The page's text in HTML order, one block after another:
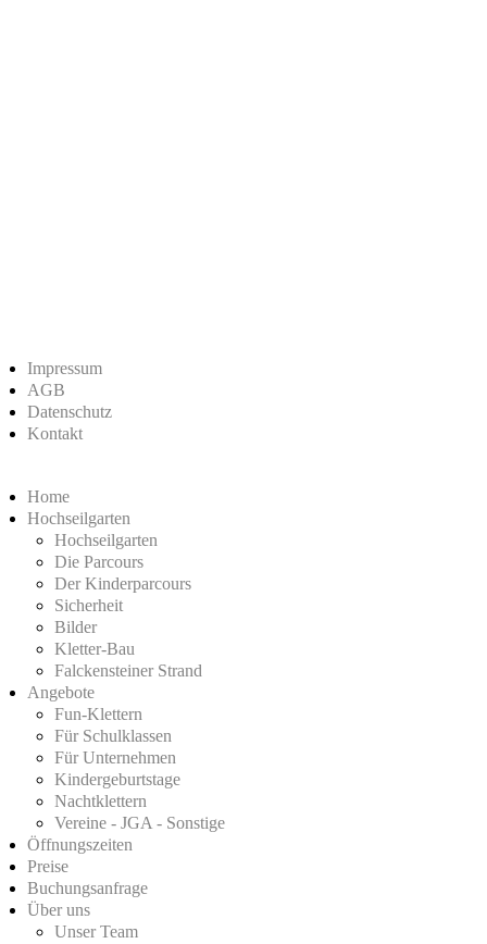
Impressum
AGB
Datenschutz
Kontakt
Home
Hochseilgarten
Hochseilgarten
Die Parcours
Der Kinderparcours
Sicherheit
Bilder
Kletter-Bau
Falckensteiner Strand
Angebote
Fun-Klettern
Für Schulklassen
Für Unternehmen
Kindergeburtstage
Nachtklettern
Vereine - JGA - Sonstige
Öffnungszeiten
Preise
Buchungsanfrage
Über uns
Unser Team